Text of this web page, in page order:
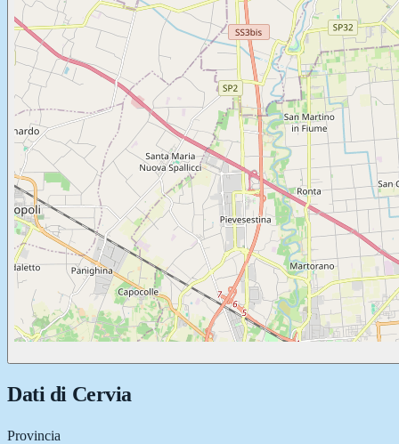
Dati di Cervia
Provincia